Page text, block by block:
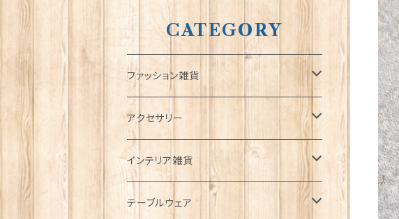
CATEGORY
ファッション雑貨
タータンネクタイ
帽子
キャップ
Tシャツ
アクセサリー
ORTAK
ブローチ
インテリア雑貨
インテリア置物
テーブルウェア